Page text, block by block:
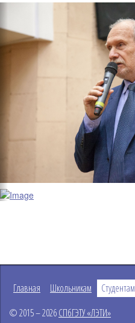
Главная Школьникам Студентам
© 2015 – 2026СПбГЭТУ «ЛЭТИ»